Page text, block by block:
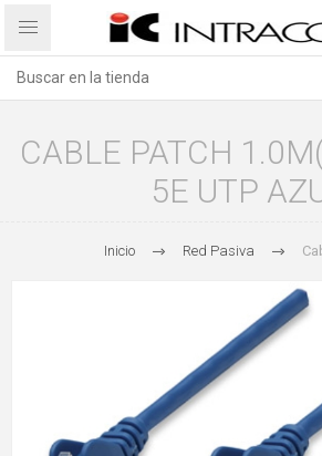
CABLE PATCH
5E UTP
Inicio Red Pasiva